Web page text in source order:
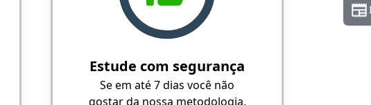
Estude com segurança
Se em até 7 dias você não
gostar da nossa metodologia,